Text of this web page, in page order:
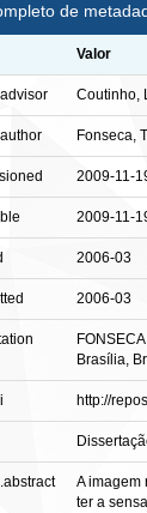
de
Valor
Coutinho,
Fonseca,
2009-11-
2009-11-
2006-03
2006-03
Brasília,
http://
A imagem
ter a